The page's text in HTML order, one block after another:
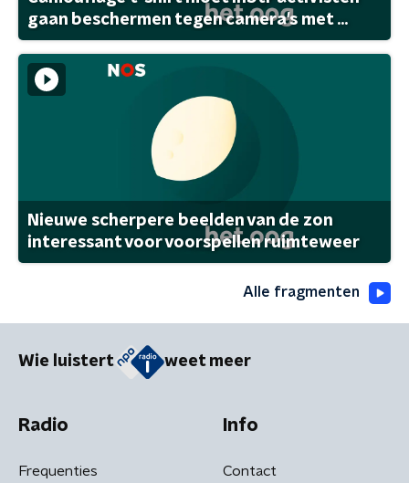
gaan beschermen tegen camera's met ...
Nieuwe scherpere beelden van de zon
interessant voor voorspellen ruimteweer
Alle fragmenten
Wie luistert weet meer
Radio
Frequenties
Info
Contact